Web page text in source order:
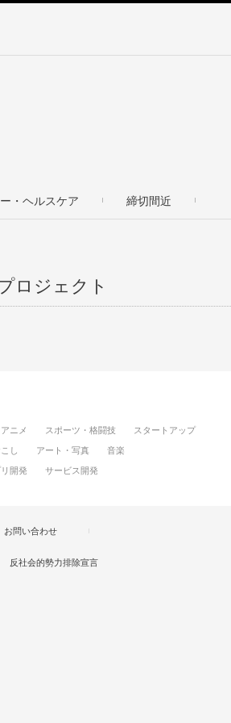
・ヘルスケア 締切間近
ロジェクト
ニメ スポーツ・格闘技
スタートアップ
し アート・写真
音楽
開発 サービス開発
お問い合わせ
反社会的勢力排除宣言